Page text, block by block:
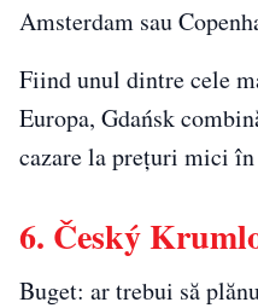
Amsterdam sau
Fiind unul dintre cele
Europa, Gdańsk
cazare la prețuri mici
6. Český
Buget: ar trebui să